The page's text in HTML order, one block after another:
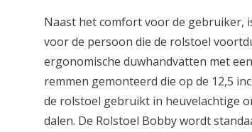
Naast het comfort voor de gebruiker,
voor de persoon die de rolstoel
ergonomische duwhandvatten met
remmen gemonteerd die op de 12,5
de rolstoel gebruikt in heuvelachtige
dalen. De Rolstoel Bobby wordt